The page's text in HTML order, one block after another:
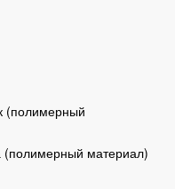
(полимерный
(полимерный материал)